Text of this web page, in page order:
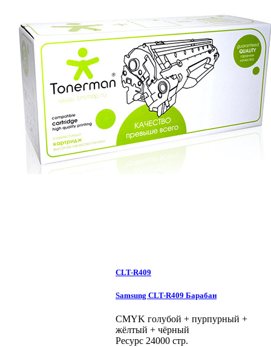
CLT-R409
Samsung CLT-R409 Барабан
CMYK голубой + пурпурный +
жёлтый + чёрный
Ресурс 24000 стр.